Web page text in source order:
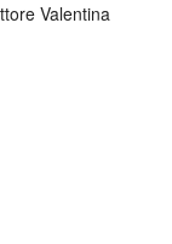
Valentina